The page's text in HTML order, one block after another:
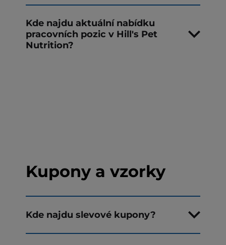
Kde najdu aktuální nabídku
pracovních pozic v Hill's Pet
Nutrition?
Kupony a vzorky
Kde najdu slevové kupony?